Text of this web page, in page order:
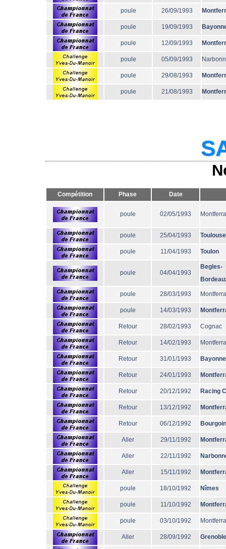
poule 26/09/1993
poule 19/09/1993
poule 12/09/1993
poule 05/09/1993
poule 29/08/1993
poule 21/08/1993
Compétition Phase Date
poule 02/05/1993
poule 25/04/1993 Toulouse
poule 11/04/1993 Toulon
poule 04/04/1993
Begles-
poule 28/03/1993
poule 14/03/1993
Retour 28/02/1993 Cognac
Retour 14/02/1993
Retour 31/01/1993 Bayonne
Retour 24/01/1993
Retour 20/12/1992 Racing
Retour 13/12/1992
Retour 06/12/1992 Bourgoin
Aller 29/11/1992
Aller 22/11/1992
Aller 15/11/1992
poule 18/10/1992 Nîmes
poule 11/10/1992
poule 03/10/1992
Aller 28/09/1992 Grenoble